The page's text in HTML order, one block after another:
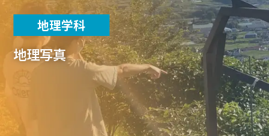
地理学科
地理写真